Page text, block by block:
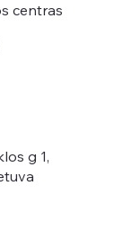
centras
g 1,